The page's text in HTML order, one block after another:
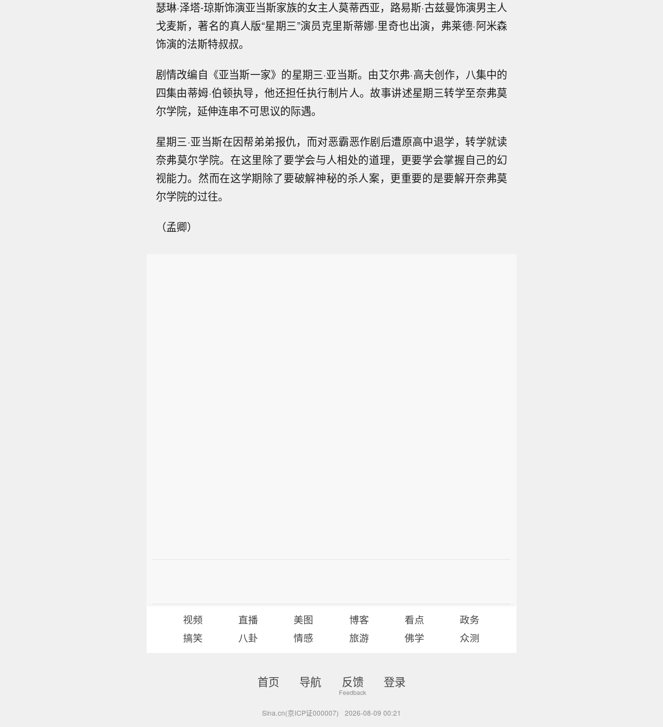
瑟琳·泽塔-琼斯饰演亚当斯家族的女主人莫蒂西亚，路易斯·古兹曼饰演男主人
戈麦斯，著名的真人版“星期三”演员克里斯蒂娜·里奇也出演，弗莱德·阿米森
饰演的法斯特叔叔。
剧情改编自《亚当斯一家》的星期三·亚当斯。由艾尔弗·高夫创作，八集中的
四集由蒂姆·伯顿执导，他还担任执行制片人。故事讲述星期三转学至奈弗莫
尔学院，延伸连串不可思议的际遇。
星期三·亚当斯在因帮弟弟报仇，而对恶霸恶作剧后遭原高中退学，转学就读
奈弗莫尔学院。在这里除了要学会与人相处的道理，更要学会掌握自己的幻
视能力。然而在这学期除了要破解神秘的杀人案，更重要的是要解开奈弗莫
尔学院的过往。
（孟卿）
视频 直播 美图 博客 看点
政务
搞笑
八卦 情感 旅游 佛学 众测
首页 导航 反馈 登录
Sina.cn(京ICP证000007) 2026-08-09 00:21